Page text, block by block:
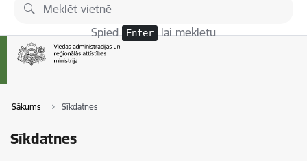
Pāriet uz lapas saturu
Spied Enter lai meklētu
Sākums Sīkdatnes
Sīkdatnes